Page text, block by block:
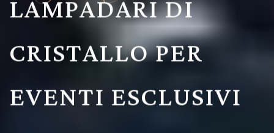
LAMPADARI DI
CRISTALLO PER
EVENTI ESCLUSIVI